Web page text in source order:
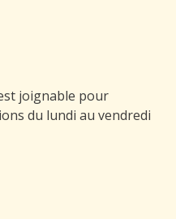
joignable pour
du lundi au vendredi